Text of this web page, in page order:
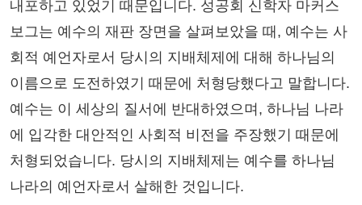
내포하고 있었기 때문입니다. 성공회 신학자 마커스
보그는 예수의 재판 장면을 살펴보았을 때, 예수는 사
회적 예언자로서 당시의 지배체제에 대해 하나님의
이름으로 도전하였기 때문에 처형당했다고 말합니다.
예수는 이 세상의 질서에 반대하였으며, 하나님 나라
에 입각한 대안적인 사회적 비전을 주장했기 때문에
처형되었습니다. 당시의 지배체제는 예수를 하나님
나라의 예언자로서 살해한 것입니다.